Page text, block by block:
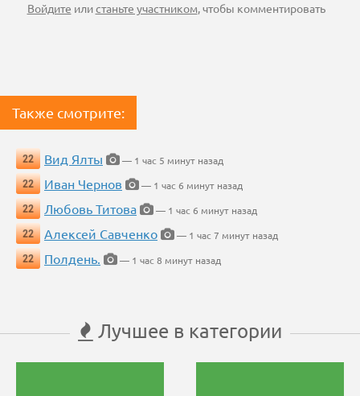
Войдите илистаньте участником, чтобы комментировать
Также смотрите:
22 Вид Ялты
— 1 час 5 минут назад
22
Иван Чернов
— 1 час 6 минут назад
22
Любовь Титова
— 1 час 6 минут назад
22
Алексей Савченко
— 1 час 7 минут назад
22
Полдень. — 1 час 8 минут назад
Лучшее в категории